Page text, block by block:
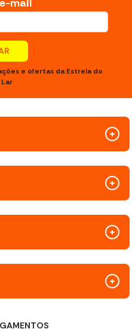
mail
e ofertas da Estrela do
Lar